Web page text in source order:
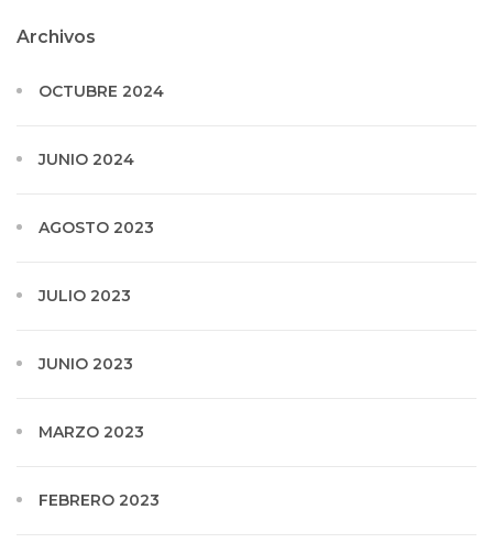
Archivos
OCTUBRE 2024
JUNIO 2024
AGOSTO 2023
JULIO 2023
JUNIO 2023
MARZO 2023
FEBRERO 2023